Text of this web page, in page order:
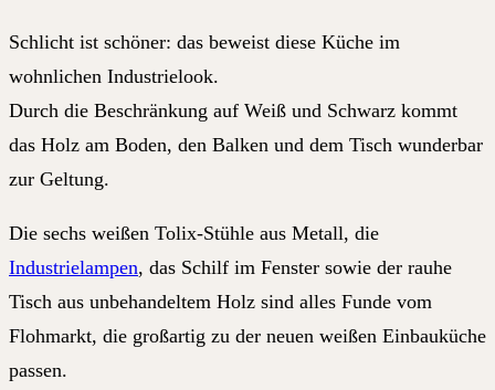
Schlicht ist schöner: das beweist diese Küche im
wohnlichen Industrielook.
Durch die Beschränkung auf Weiß und Schwarz kommt
das Holz am Boden, den Balken und dem Tisch wunderbar
zur Geltung.
Die sechs weißen Tolix-Stühle aus Metall, die
Industrielampen, das Schilf im Fenster sowie der rauhe
Tisch aus unbehandeltem Holz sind alles Funde vom
Flohmarkt, die großartig zu der neuen weißen Einbauküche
passen.